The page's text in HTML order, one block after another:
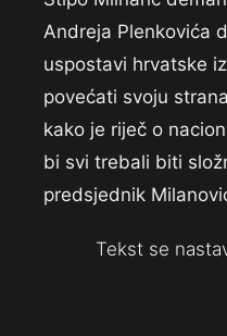
Andreja Plenkovića
uspostavi hrvatske
povećati svoju
kako je riječ o
bi svi trebali biti
predsjednik
Tekst se